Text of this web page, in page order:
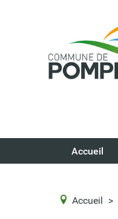
Accueil
Accueil >